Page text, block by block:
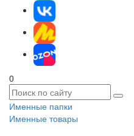
0
Именные папки
Именные товары